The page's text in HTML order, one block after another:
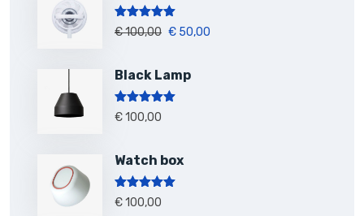
Note5.00
sur 5
€100,00 € 50,00
Black Lamp
Note5.00
sur 5
€100,00
Watch box
Note5.00
sur 5
€100,00